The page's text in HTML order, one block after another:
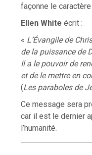
façonne le
Ellen White écrit :
« L’Évangile de
de la puissance de
Il a le pouvoir de
et de le mettre en
(Les paraboles de
Ce message sera
car il est le dernier
l’humanité.